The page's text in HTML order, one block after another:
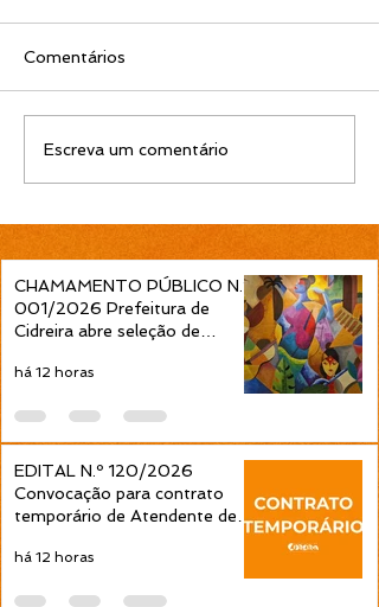
EDITAL N.º 119/2026
Convocação para
Professor Ensino
Séries é publicada pela
Prefeitura de Cidreira
Comentários
Escreva um comentário
CHAMAMENTO PÚBLICO N.º
001/2026 Prefeitura de
Cidreira abre seleção de
projetos culturais pela Política
Nacional Aldir Blanc
há 12 horas
EDITAL N.º 120/2026
Convocação para contrato
temporário de Atendente de
pela Prefeitura de Cidreira
há 12 horas